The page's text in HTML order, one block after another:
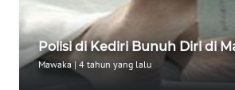
Polisi di Kediri Bunuh Diri di
Mawaka|4 tahun yang lalu
SERBA-
SERBI